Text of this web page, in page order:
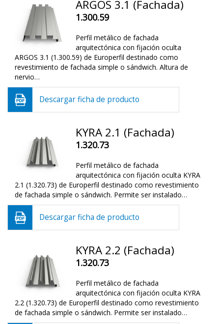
ARGOS 3.1 (Fachada)
1.300.59
Perfil metálico de fachada
arquitectónica con fijación oculta
ARGOS 3.1 (1.300.59) de Europerfil destinado como
revestimiento de fachada simple o sándwich. Altura de
nervio…
Descargar ficha de producto
KYRA 2.1 (Fachada)
1.320.73
Perfil metálico de fachada
arquitectónica con fijación oculta KYRA
2.1 (1.320.73) de Europerfil destinado como revestimiento
de fachada simple o sándwich. Permite ser instalado…
Descargar ficha de producto
KYRA 2.2 (Fachada)
1.320.73
Perfil metálico de fachada
arquitectónica con fijación oculta KYRA
2.2 (1.320.73) de Europerfil destinado como revestimiento
de fachada simple o sándwich. Permite ser instalado…